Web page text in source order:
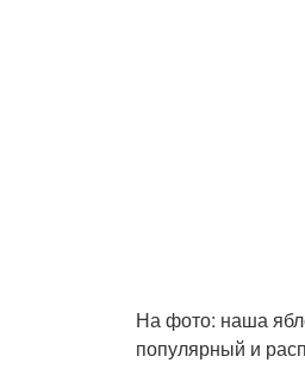
На фото: наша
популярный и